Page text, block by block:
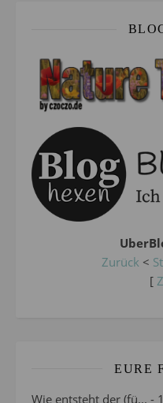
Zurück <
[
EURE
Wie entsteht der (fü... -